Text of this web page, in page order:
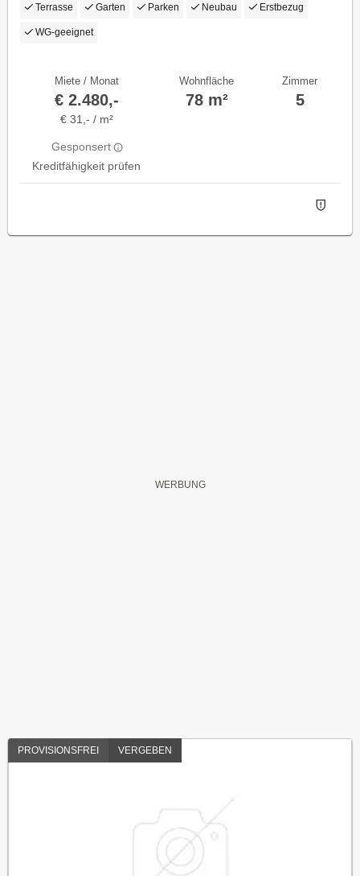
Terrasse Garten Parken Neubau Erstbezug
WG-geeignet
Miete / Monat
€ 2.480,-
€ 31,- / m²
Gesponsert
Kreditfähigkeit prüfen
Wohnfläche
78 m²
Zimmer
5
PROVISIONSFREI VERGEBEN